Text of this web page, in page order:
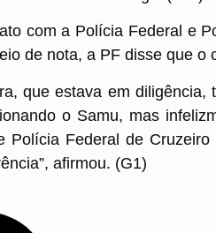
com a Polícia Federal e
de nota, a PF disse que o
que estava em
o Samu, mas
Polícia Federal de
afirmou. (G1)